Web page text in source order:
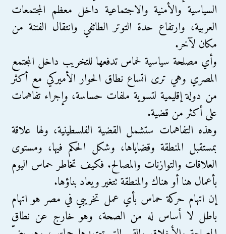
السياسية والأمنية والاجتماعية داخل معظم المجتمعات
العربية، وارتفاع حدة التوتر الطائفي وانتقال الفتنة من
مكان لآخر.
وأي مصلحة سياسية لحماس تدفعها للتخريب داخل المجتمع
المصري وهي ترى اتساع نطاق الحوار الأميركي مع أكثر
من دولة إقليمية لتسوية ملفات حساسة، وإجراء تفاهمات
على أكثر من قضية.
وهذه التفاهمات ستشمل القضية الفلسطينية، ولها علاقة
بمستقبل المنطقة وقضاياها، وشكل الحكم فيها، ومستوى
العلاقات والتوازنات والمصالح. فكيف تخاطر حماس اليوم
بأعمال هنا أو هناك والمنطقة تتغير ويعاد بناؤها.
إن اتهام حركة حماس بأي عمل تخريبي في مصر هو اتهام
باطل لا أساس له من الصحة، وهو خارج عن نطاق